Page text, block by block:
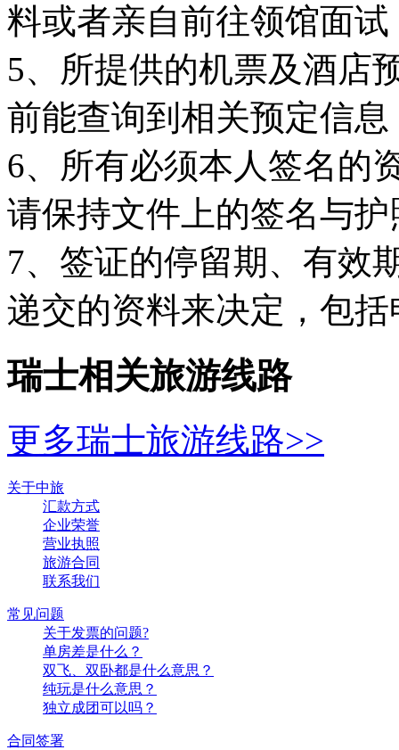
料或者亲自前往领馆面试
5、所提供的机票及酒店
前能查询到相关预定信息
6、所有必须本人签名的
请保持文件上的签名与
7、签证的停留期、有效
递交的资料来决定，包
瑞士相关旅游线路
更多瑞士旅游线路>>
关于中旅
汇款方式
企业荣誉
营业执照
旅游合同
联系我们
常见问题
关于发票的问题?
单房差是什么？
双飞、双卧都是什么意思？
纯玩是什么意思？
独立成团可以吗？
合同签署